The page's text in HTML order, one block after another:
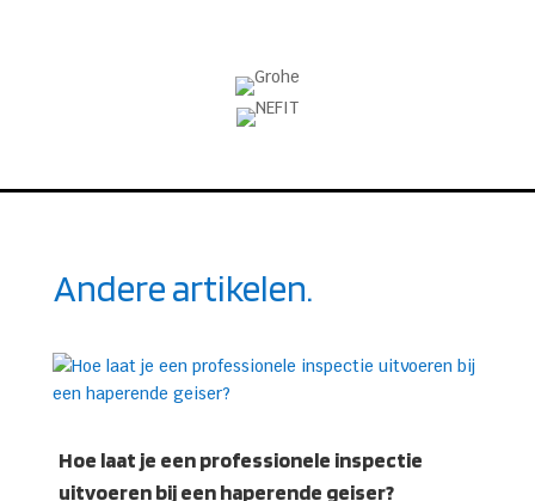
Andere artikelen.
Hoe laat je een professionele inspectie
uitvoeren bij een haperende geiser?